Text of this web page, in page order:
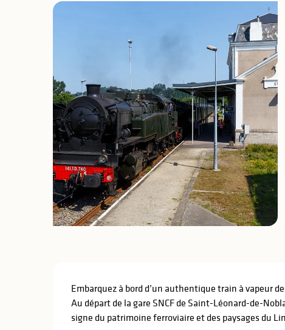
Description
Embarquez à bord d’un authentique train à vapeur
Au départ de la gare SNCF de Saint-Léonard-de-
signe du patrimoine ferroviaire et des paysages du